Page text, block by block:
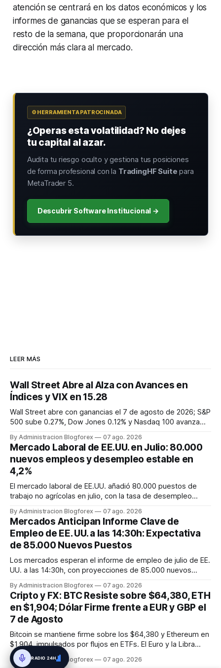
atención se centrará en los datos económicos y los
informes de ganancias que se esperan para el
resto de la semana, que proporcionarán una
dirección más clara al mercado.
⚙️ HERRAMIENTA PATROCINADA
¿Operas esta volatilidad? No dejes
tu capital al azar.
Audita tu riesgo oculto y gestiona tus posiciones
de forma profesional con la TradingHF Suite para
MetaTrader 5.
Descubrir Software Institucional →
LEER MÁS
Wall Street Abre al Alza con Avances en
Índices y VIX en 15.28
Wall Street abre con ganancias el 7 de agosto de 2026; S&P
500 sube 0.27%, Dow Jones 0.12% y Nasdaq 100 avanza
By Administracion Blogforex 07 ago. 2026
Mercado Laboral de EE.UU. en Julio: 80.000
nuevos empleos y desempleo estable en
4,2%
El mercado laboral de EE.UU. añadió 80.000 puestos de
trabajo no agrícolas en julio, con la tasa de desempleo
3,5%.
By Administracion Blogforex 07 ago. 2026
Mercados Anticipan Informe Clave de
Empleo de EE. UU. a las 14:30h: Expectativa
de 85.000 Nuevos Puestos
Los mercados esperan el informe de empleo de julio de EE.
UU. a las 14:30h, con proyecciones de 85.000 nuevos
subyacente del mercado laboral, junto con la inflación,
influirá en la futura política de la Fed.
By Administracion Blogforex 07 ago. 2026
Cripto y FX: BTC Resiste sobre $64,380, ETH
en $1,904; Dólar Firme frente a EUR y GBP el
7 de Agosto
Bitcoin se mantiene firme sobre los $64,380 y Ethereum en
$1,904, impulsados por flujos en ETFs. El Euro y la Libra
muestran estabilidad frente a un Dólar que cede
ligeramente ante el Yen.
By Administracion Blogforex 07 ago. 2026
RADIO 24H